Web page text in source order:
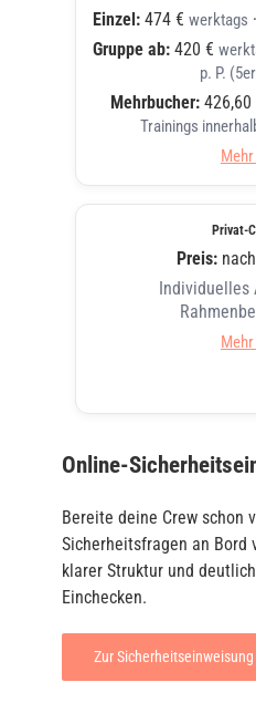
Einzel: 474 € werktags ·
Gruppe ab: 420 €
p. P.
Mehrbucher: 426,60
Trainings
Privat-
Preis:
Individuelles
Online-
Bereite deine Crew schon
Sicherheitsfragen an
klarer Struktur und
Einchecken.
Zur Sicherheitseinweisung